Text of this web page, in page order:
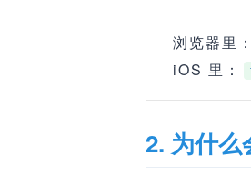
浏览器里：
iOS 里：
2. 为什么